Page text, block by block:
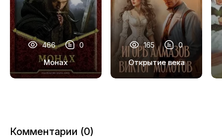
466 0
Монах
165 0
Открытие века
Комментарии (0)